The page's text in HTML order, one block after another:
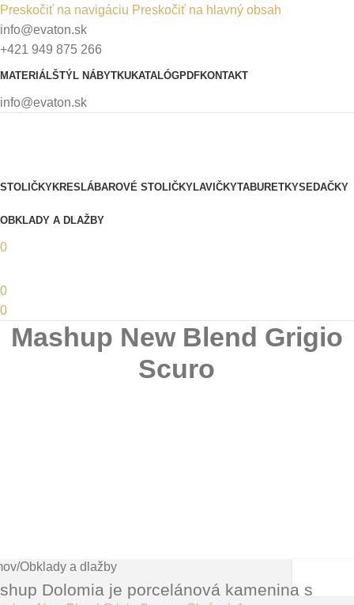
Preskočiť na navigáciu Preskočiť na hlavný obsah
info@evaton.sk
+421 949 875 266
MATERIÁLŠTÝL NÁBYTKUKATALÓGPDFKONTAKT
info@evaton.sk
STOLIČKYKRESLÁBAROVÉ STOLIČKYLAVIČKYTABURETKYSEDAČKY
OBKLADY A DLAŽBY
0
0
0
Mashup New Blend Grigio
Scuro
/Obklady a dlažby
Dolomia je porcelánová kamenina s